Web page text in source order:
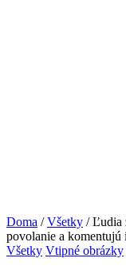
Doma /Všetky / Ľudia
povolanie a komentujú
Všetky Vtipné obrázky